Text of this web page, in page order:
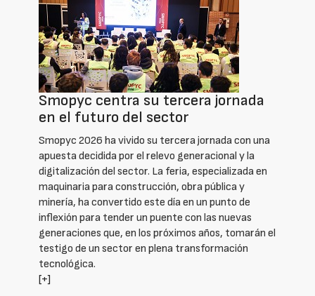
Smopyc centra su tercera jornada
en el futuro del sector
Smopyc 2026 ha vivido su tercera jornada con una
apuesta decidida por el relevo generacional y la
digitalización del sector. La feria, especializada en
maquinaria para construcción, obra pública y
minería, ha convertido este día en un punto de
inflexión para tender un puente con las nuevas
generaciones que, en los próximos años, tomarán el
testigo de un sector en plena transformación
tecnológica.
[+]